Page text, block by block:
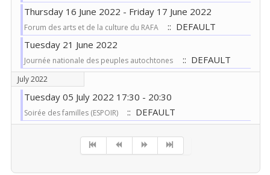
Thursday 16 June 2022 - Friday 17 June 2022
Forum des arts et de la culture du RAFA
:: DEFAULT
Tuesday 21 June 2022
Journée nationale des peuples autochtones :: DEFAULT
July 2022
Tuesday 05 July 2022 17:30 - 20:30
Soirée des familles (ESPOIR) :: DEFAULT